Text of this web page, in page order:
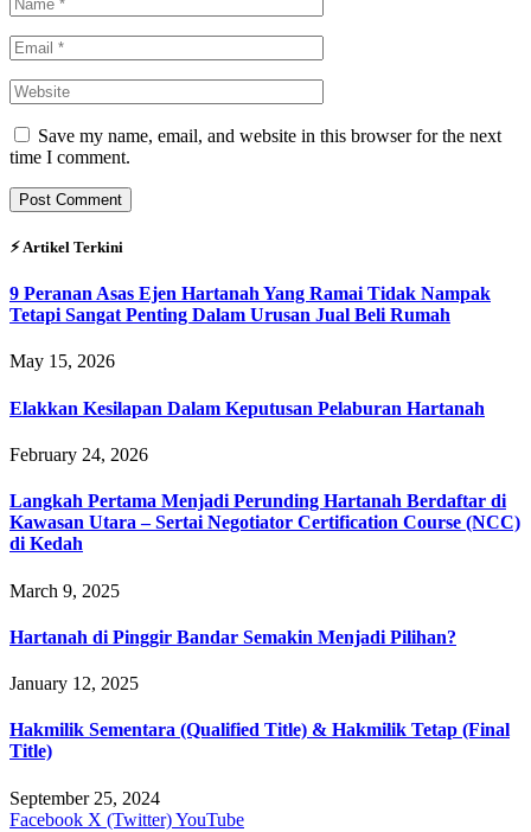
Save my name, email, and website in this browser for the next
time I comment.
⚡︎ Artikel Terkini
9 Peranan Asas Ejen Hartanah Yang Ramai Tidak Nampak
Tetapi Sangat Penting Dalam Urusan Jual Beli Rumah
May 15, 2026
Elakkan Kesilapan Dalam Keputusan Pelaburan Hartanah
February 24, 2026
Langkah Pertama Menjadi Perunding Hartanah Berdaftar di
Kawasan Utara – Sertai Negotiator Certification Course (NCC)
di Kedah
March 9, 2025
Hartanah di Pinggir Bandar Semakin Menjadi Pilihan?
January 12, 2025
Hakmilik Sementara (Qualified Title) & Hakmilik Tetap (Final
Title)
September 25, 2024
Facebook X (Twitter)YouTube